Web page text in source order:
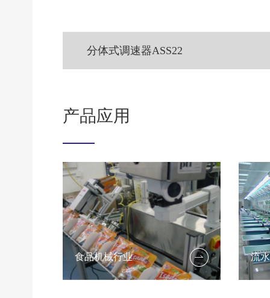
分体式调速器ASS22
产品应用
流水线行业 机